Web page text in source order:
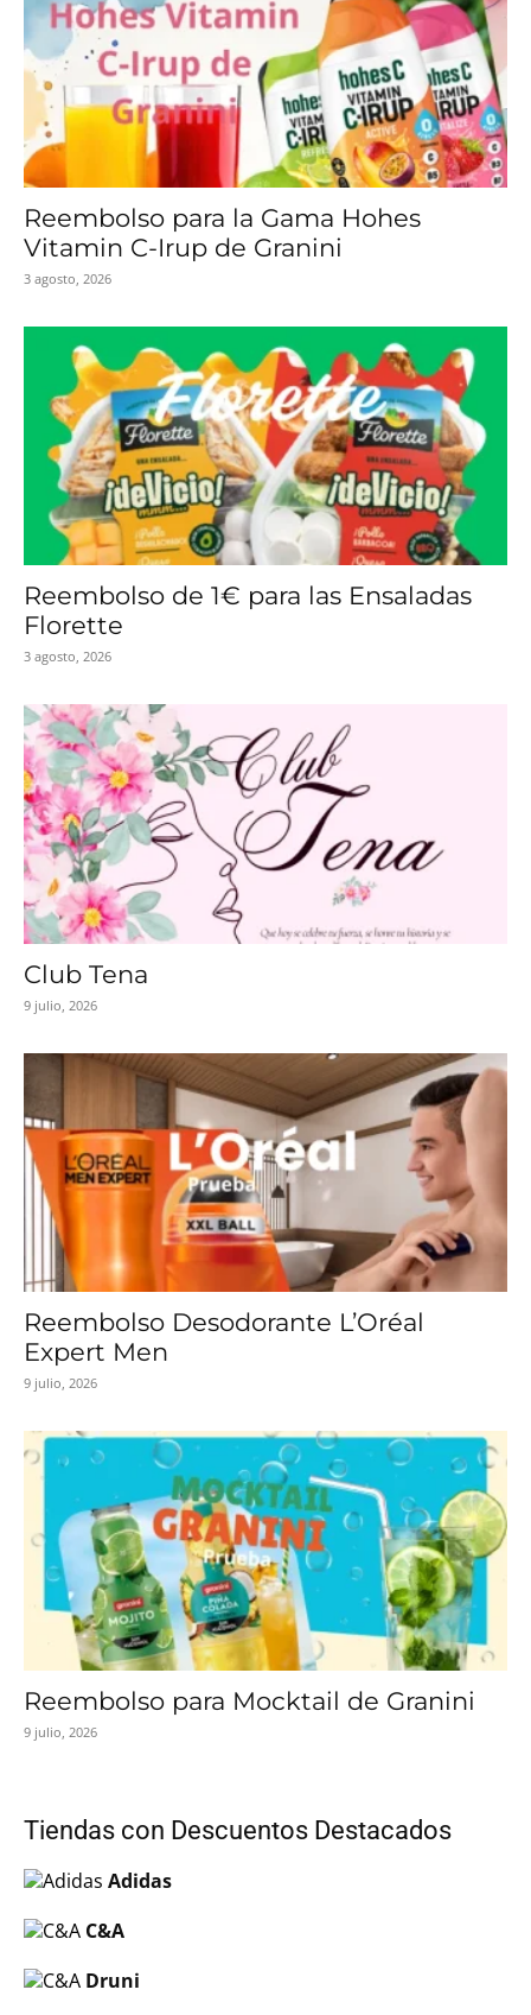
Reembolso para la Gama Hohes
Vitamin C-Irup de Granini
3 agosto, 2026
Reembolso de 1€ para las Ensaladas
Florette
3 agosto, 2026
Club Tena
9 julio, 2026
Reembolso Desodorante L’Oréal
Expert Men
9 julio, 2026
Reembolso para Mocktail de Granini
9 julio, 2026
Tiendas con Descuentos Destacados
Adidas
C&A
Druni